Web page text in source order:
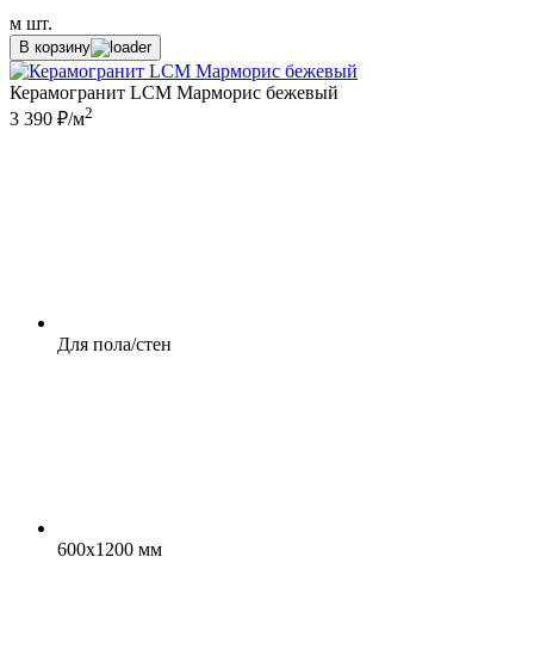
м шт.
В корзину
Керамогранит LCM Марморис бежевый
3 390 ₽/м2
Для пола/стен
600x1200 мм